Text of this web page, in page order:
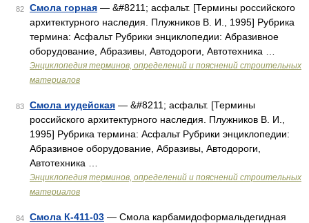
82 Смола горная — &#8211; асфальт. [Термины российского
архитектурного наследия. Плужников В. И., 1995] Рубрика
термина: Асфальт Рубрики энциклопедии: Абразивное
оборудование, Абразивы, Автодороги, Автотехника …
Энциклопедия терминов, определений и пояснений строительных
материалов
83 Смола иудейская — &#8211; асфальт. [Термины
российского архитектурного наследия. Плужников В. И.,
1995] Рубрика термина: Асфальт Рубрики энциклопедии:
Абразивное оборудование, Абразивы, Автодороги,
Автотехника …
Энциклопедия терминов, определений и пояснений строительных
материалов
84 Смола К-411-03 — Смола карбамидоформальдегидная